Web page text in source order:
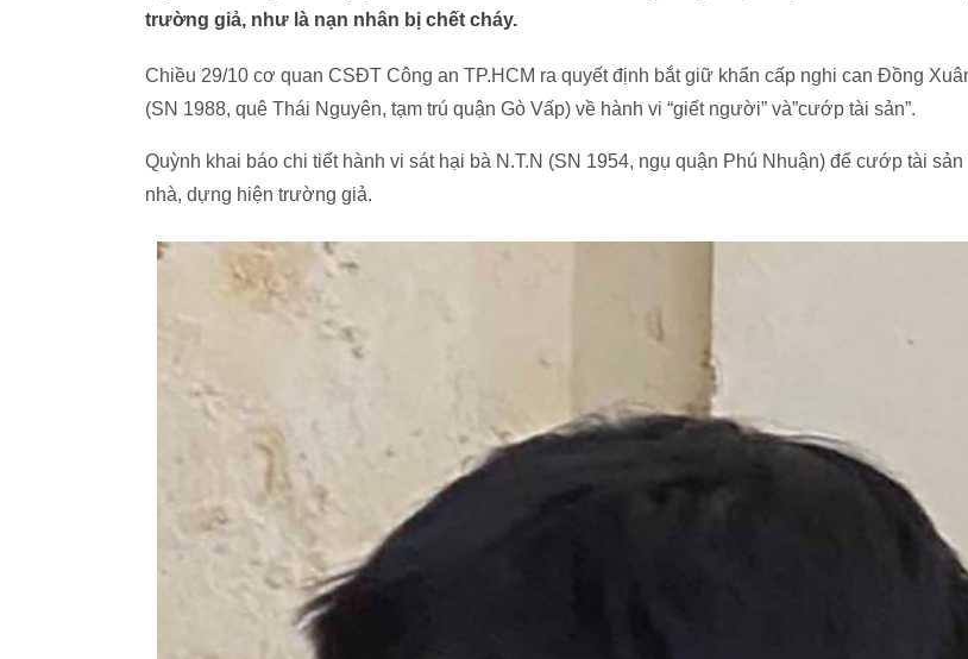
trường giả, như là nạn nhân bị chết cháy.
Chiều 29/10 cơ quan CSĐT Công an TP.HCM ra quyết định bắt giữ khẩn cấp nghi can Đồng
(SN 1988, quê Thái Nguyên, tạm trú quận Gò Vấp) về hành vi “giết người” và”cướp tài sản”.
Quỳnh khai báo chi tiết hành vi sát hại bà N.T.N (SN 1954, ngụ quận Phú Nhuận) để cướp tài sản
nhà, dựng hiện trường giả.